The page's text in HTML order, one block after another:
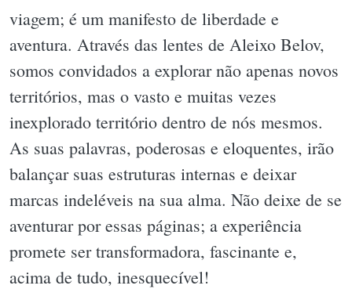
viagem; é um manifesto de liberdade e
aventura. Através das lentes de Aleixo Belov,
somos convidados a explorar não apenas novos
territórios, mas o vasto e muitas vezes
inexplorado território dentro de nós mesmos.
As suas palavras, poderosas e eloquentes, irão
balançar suas estruturas internas e deixar
marcas indeléveis na sua alma. Não deixe de se
aventurar por essas páginas; a experiência
promete ser transformadora, fascinante e,
acima de tudo, inesquecível!